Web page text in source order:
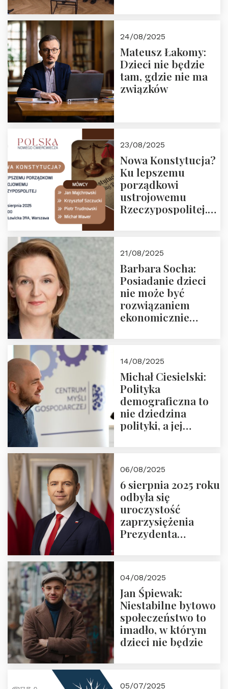
24/08/2025
Mateusz Łakomy:
Dzieci nie będzie
tam, gdzie nie ma
związków
23/08/2025
Nowa Konstytucja?
Ku lepszemu
porządkowi
ustrojowemu
Rzeczypospolitej.
Nowego
Ćwierćwiecza”
21/08/2025
Barbara Socha:
Posiadanie dzieci
nie może być
rozwiązaniem
ekonomicznie
14/08/2025
Michał Ciesielski:
Polityka
demograficzna to
nie dziedzina
polityki, a jej
06/08/2025
6 sierpnia 2025 roku
odbyła się
uroczystość
zaprzysiężenia
Prezydenta
Nawrockiego
04/08/2025
Jan Śpiewak:
Niestabilne bytowo
społeczeństwo to
imadło, w którym
dzieci nie będzie
05/07/2025